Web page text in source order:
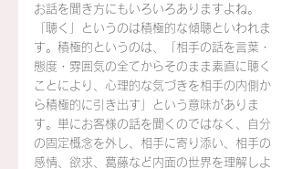
お話を聞き方にもいろいろありますよね。
「聴く」というのは積極的な傾聴といわれま
す。積極的というのは、「相手の話を言葉・
態度・雰囲気の全てからそのまま素直に聴く
ことにより、心理的な気づきを相手の内側か
ら積極的に引き出す」という意味がありま
す。単にお客様の話を聞くのではなく、自分
の固定概念を外し、相手に寄り添い、相手の
感情、欲求、葛藤など内面の世界を理解しよ